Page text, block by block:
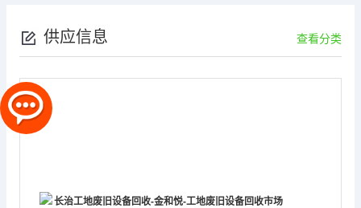
供应信息 查看分类